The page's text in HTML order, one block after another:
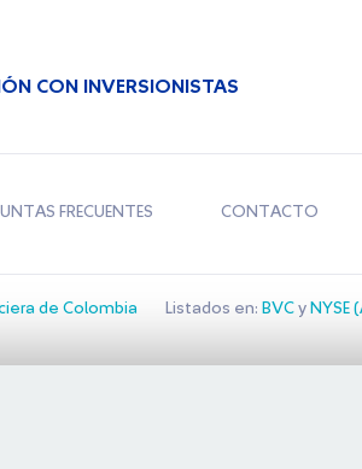
CON INVERSIONISTAS
FRECUENTES CONTACTO
de Colombia Listados en: BVCy NYSE